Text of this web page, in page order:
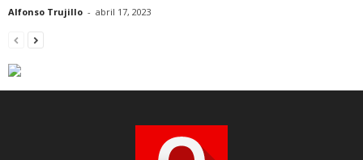
Alfonso Trujillo - abril 17, 2023